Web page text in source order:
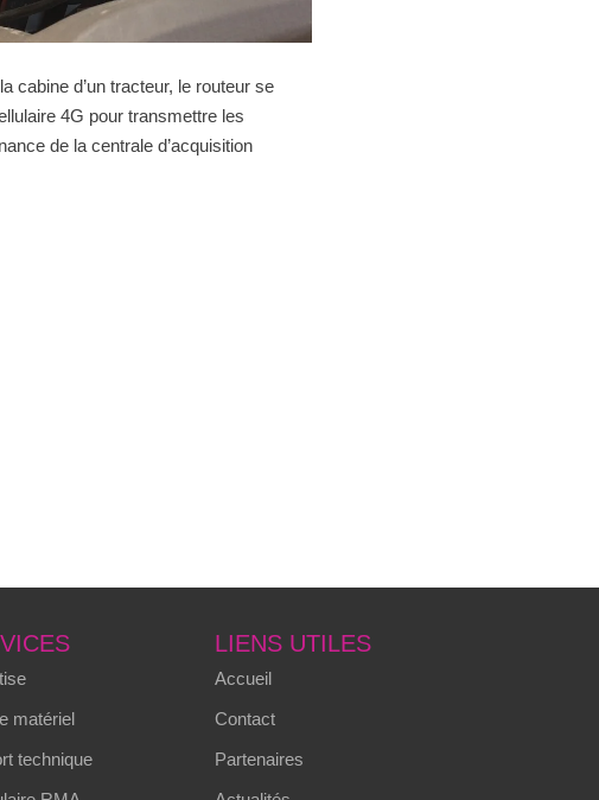
cabine d’un tracteur, le routeur se
4G pour transmettre les
de la centrale d’acquisition
matériel
technique
LIENS UTILES
Accueil
Contact
Partenaires